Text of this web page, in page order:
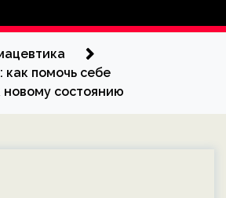
как помочь себе
новому состоянию